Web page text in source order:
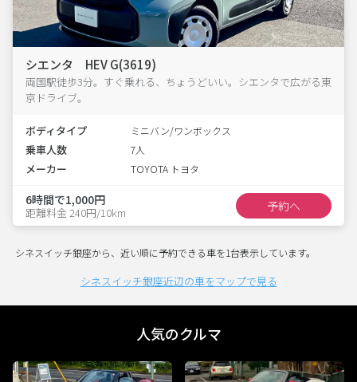
シエンタ HEV G(3619)
両国駅徒歩3分。すぐ乗れる、ちょうどいい。シエンタで広がる東
京ドライブ。
ボディタイプ ミニバン/ワンボックス
乗車人数 7人
メーカー TOYOTA トヨタ
6時間で1,000円
距離料金 240円/10km 予約へ
シネスイッチ銀座から、近い順に予約できる車を1台表示しています。
シネスイッチ銀座近辺の車をマップで見る
人気のクルマ